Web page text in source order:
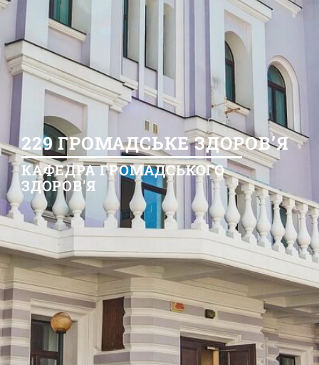
229 ГРОМАДСЬКЕ ЗДОРОВ’Я
КАФЕДРА ГРОМАДСЬКОГО
ЗДОРОВ'Я